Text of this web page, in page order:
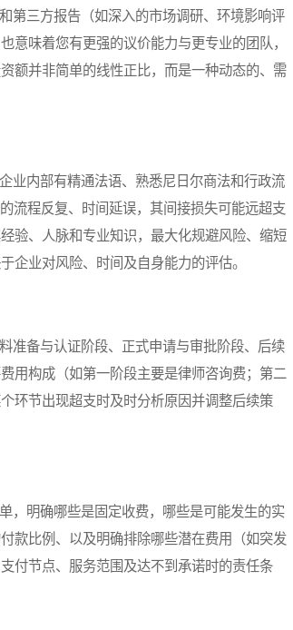
三方报告（如深入的市场调研、环境影响评
意味着您有更强的议价能力与更专业的团队，
额并非简单的线性正比，而是一种动态的、需
内部有精通法语、熟悉尼日尔商法和行政流
流程反复、时间延误，其间接损失可能远超支
验、人脉和专业知识，最大化规避风险、缩短
企业对风险、时间及自身能力的评估。
备与认证阶段、正式申请与审批阶段、后续
用构成（如第一阶段主要是律师咨询费；第二
环节出现超支时及时分析原因并调整后续策
明确哪些是固定收费，哪些是可能发生的实
款比例、以及明确排除哪些潜在费用（如突发
付节点、服务范围及达不到承诺时的责任条